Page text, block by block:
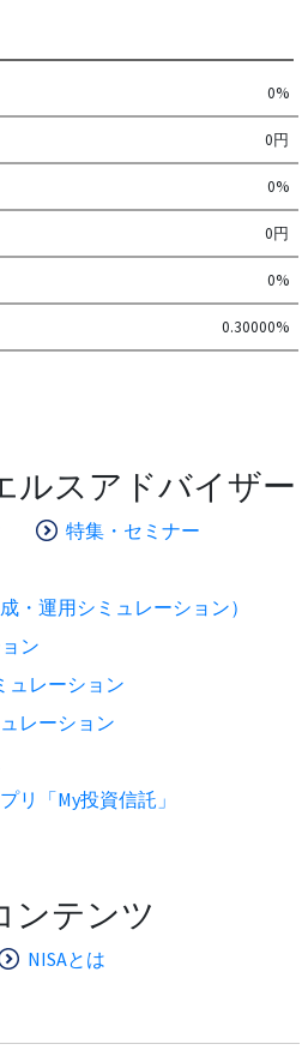
0%
0円
0%
0円
0%
0.30000%
ルスアドバイザー
特集・セミナー
・運用シミュレーション）
ン
ュレーション
レーション
リ「My投資信託」
ンテンツ
NISAとは